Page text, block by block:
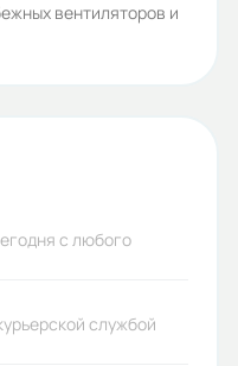
вентиляторов и
с любого
службой